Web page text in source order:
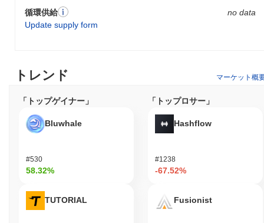
循環供給
Update supply form
no data
トレンド マーケット概
「トップゲイナー」
Bluwhale
#530
58.32%
TUTORIAL
「トップロサー」
Hashflow
#1238
-67.52%
Fusionist